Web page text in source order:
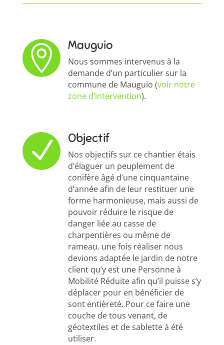
 Mauguio
Nous sommes intervenus à la
demande d’un particulier sur la
commune de Mauguio (voir notre
zone d’intervention).
N Objectif
Nos objectifs sur ce chantier étais
d’élaguer un peuplement de
conifère âgé d’une cinquantaine
d’année afin de leur restituer une
forme harmonieuse, mais aussi de
pouvoir réduire le risque de
danger liée au casse de
charpentières ou même de
rameau. une fois réaliser nous
devions adaptée le jardin de notre
client qu’y est une Personne à
Mobilité Réduite afin qu’il puisse s’y
déplacer pour en bénéficier de
sont entièreté. Pour ce faire une
couche de tous venant, de
géotextiles et de sablette à été
utiliser.